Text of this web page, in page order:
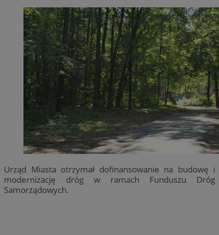
Urząd Miasta otrzymał dofinansowanie na budowę i
modernizację dróg w ramach Funduszu Dróg
Samorządowych.